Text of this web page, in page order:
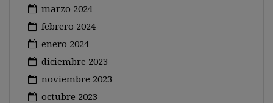
marzo 2024
febrero 2024
enero 2024
diciembre 2023
noviembre 2023
octubre 2023